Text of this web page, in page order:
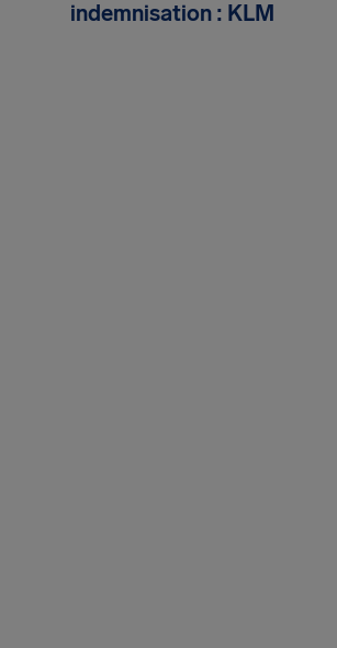
indemnisation : KLM